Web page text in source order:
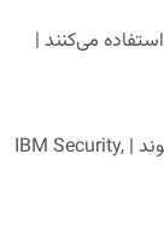
استفاده می‌کنند |
| ۹۵٪ از حملات سایبری با خطای انسانی آغاز می‌شوند | IBM Security,